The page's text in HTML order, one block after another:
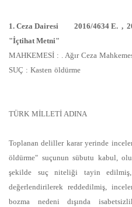
1. Ceza Dairesi 2016/4634 E. ,
"İçtihat Metni"
MAHKEMESİ : . Ağır Ceza
SUÇ : Kasten öldürme
TÜRK MİLLETİ ADINA
Toplanan deliller karar yerinde
öldürme" suçunun sübutu kabul,
şekilde suç niteliği tayin edilmiş,
değerlendirilerek reddedilmiş,
bozma nedeni dışında